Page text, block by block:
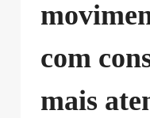
com
mais